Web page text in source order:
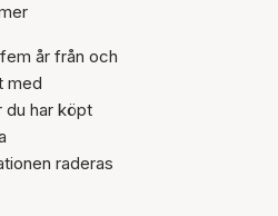
år från och
med
du har köpt
raderas